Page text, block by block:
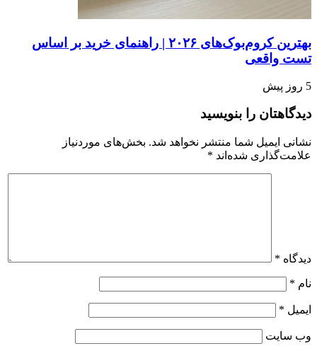
بهترین کروم‌بوک‌های ۲۰۲۶ | راهنمای خرید بر اساس
تست واقعی
5 روز پیش
دیدگاهتان را بنویسید
نشانی ایمیل شما منتشر نخواهد شد. بخش‌های موردنیاز
علامت‌گذاری شده‌اند *
دیدگاه *
نام *
ایمیل *
وب‌ سایت